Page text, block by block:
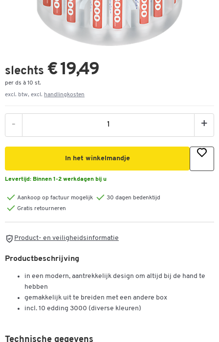
slechts € 19,49
per ds à 10 st.
excl. btw, excl. handlingkosten
- +
In het winkelmandje
Levertijd: Binnen 1-2 werkdagen bij u
Aankoop op factuur mogelijk
30 dagen bedenktijd
Gratis retourneren
Product- en veiligheidsinformatie
Productbeschrijving
in een modern, aantrekkelijk design om altijd bij de hand te
hebben
gemakkelijk uit te breiden met een andere box
incl. 10 edding 3000 (diverse kleuren)
Technische gegevens